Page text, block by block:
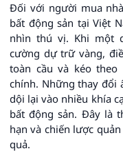
Đối với người mua
bất động sản tại Việt
nhìn thú vị. Khi một
cường dự trữ vàng,
toàn cầu và kéo
chính. Những thay đổi
dội lại vào nhiều khía
bất động sản. Đây là
hạn và chiến lược
quả.